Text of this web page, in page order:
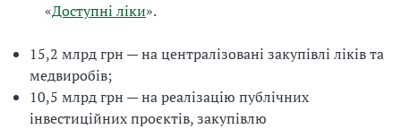
«Доступні ліки».
15,2 млрд грн — на централізовані закупівлі ліків та
медвиробів;
10,5 млрд грн — на реалізацію публічних
інвестиційних проєктів, закупівлю